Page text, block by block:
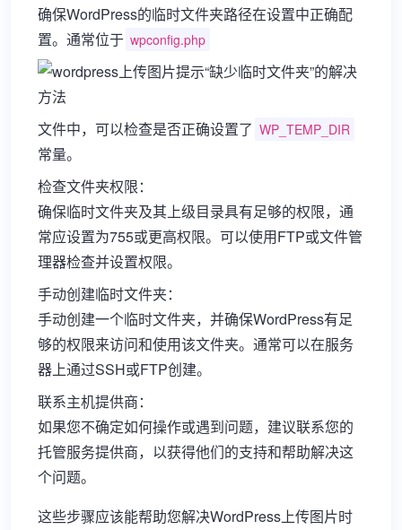
确保WordPress的临时文件夹路径在设置中正确配
置。通常位于 wpconfig.php
文件中，可以检查是否正确设置了 WP_TEMP_DIR
常量。
检查文件夹权限：
确保临时文件夹及其上级目录具有足够的权限，通
常应设置为755或更高权限。可以使用FTP或文件管
理器检查并设置权限。
手动创建临时文件夹：
手动创建一个临时文件夹，并确保WordPress有足
够的权限来访问和使用该文件夹。通常可以在服务
器上通过SSH或FTP创建。
联系主机提供商：
如果您不确定如何操作或遇到问题，建议联系您的
托管服务提供商，以获得他们的支持和帮助解决这
个问题。
这些步骤应该能帮助您解决WordPress上传图片时